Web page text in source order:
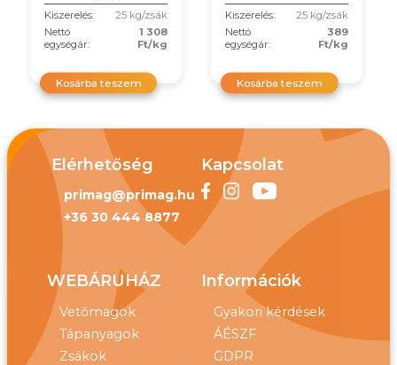
Kiszerelés:
25 kg/zsák
Nettó
egységár:
1 308
Ft/kg
Kosárba teszem
Kiszerelés:
25 kg/zsák
Nettó
egységár:
389
Ft/kg
Kosárba teszem
Elérhetőség
primag@primag.hu
+36 30 444 8877
Kapcsolat
WEBÁRUHÁZ
Vetőmagok
Tápanyagok
Zsákok
Információk
Gyakori kérdések
ÁÉSZF
GDPR